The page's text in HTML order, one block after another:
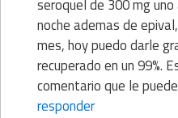
seroquel de 300 mg
noche ademas de
mes, hoy puedo darle
recuperado en un 99%.
comentario que le
responder